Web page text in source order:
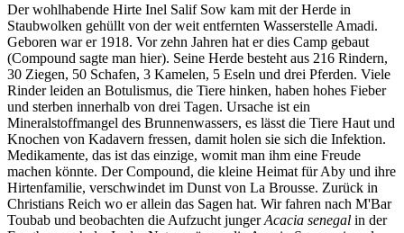
Der wohlhabende Hirte Inel Salif Sow kam mit der Herde in
Staubwolken gehüllt von der weit entfernten Wasserstelle Amadi.
Geboren war er 1918. Vor zehn Jahren hat er dies Camp gebaut
(Compound sagte man hier). Seine Herde besteht aus 216 Rindern,
30 Ziegen, 50 Schafen, 3 Kamelen, 5 Eseln und drei Pferden. Viele
Rinder leiden an Botulismus, die Tiere hinken, haben hohes Fieber
und sterben innerhalb von drei Tagen. Ursache ist ein
Mineralstoffmangel des Brunnenwassers, es lässt die Tiere Haut und
Knochen von Kadavern fressen, damit holen sie sich die Infektion.
Medikamente, das ist das einzige, womit man ihm eine Freude
machen könnte. Der Compound, die kleine Heimat für Aby und ihre
Hirtenfamilie, verschwindet im Dunst von La Brousse. Zurück in
Christians Reich wo er allein das Sagen hat. Wir fahren nach M'Bar
Toubab und beobachten die Aufzucht jungerAcacia senegal in der